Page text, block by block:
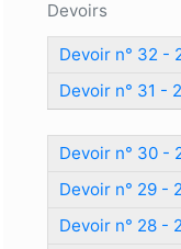
Devoirs
Devoir n° 32 -
Devoir n° 31 -
Devoir n° 30 -
Devoir n° 29 -
Devoir n° 28 -